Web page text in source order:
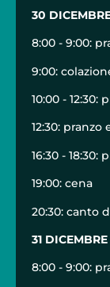
30
8:00 - 9:00:
9:00:
10:00 - 12:30:
12:30:
16:30 - 18:30:
19:00: cena
20:30: canto
31 DICEMBRE
8:00 - 9:00: